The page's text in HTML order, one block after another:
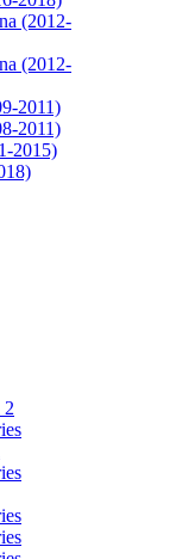
(2012-
(2012-
2011)
2011)
2015)
2